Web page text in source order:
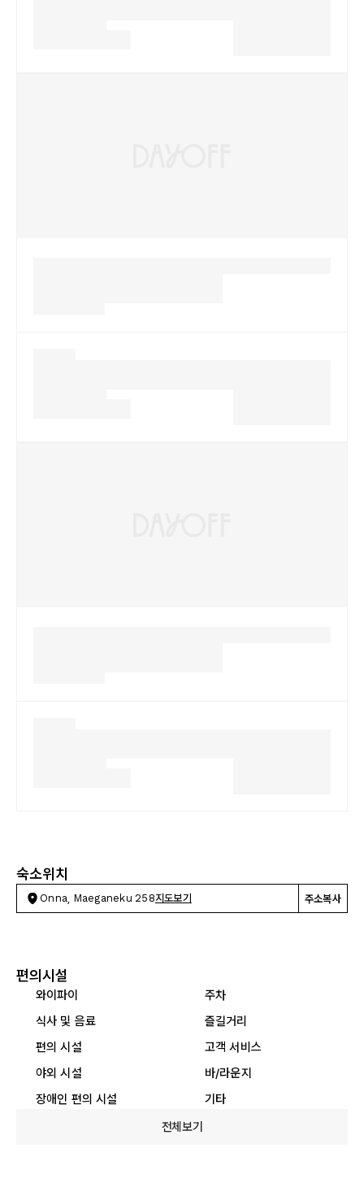
숙소위치
Onna, Maeganeku 258지도보기 주소복사
편의시설
와이파이
주차
식사 및 음료
즐길거리
편의 시설
고객 서비스
야외 시설
바/라운지
장애인 편의 시설
기타
전체보기